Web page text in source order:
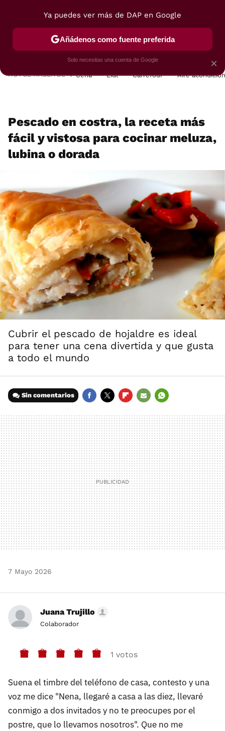
POSTRES VIAJES SELECCIÓN VEGUI
HOY SE HABLA DE Cena Lidl Carrefour Aire
Pescado en costra, la receta más
fácil y vistosa para cocinar meluza,
lubina o dorada
Cubrir el pescado de hojaldre es ideal
para tener una cena divertida y que gusta
a todo el mundo
Sin comentarios
MAIL
7 Mayo 2026
Juana Trujillo
Colaborador
1 votos
Suena el timbre del teléfono de casa, contesto y una
voz me dice "Nena, llegaré a casa a las diez, llevaré
conmigo a dos invitados y no te preocupes por el
postre, que lo llevamos nosotros". Que no me
×
Ya puedes ver más de DAP en Google
Añádenos como fuente preferida
Solo necesitas una cuenta de Google